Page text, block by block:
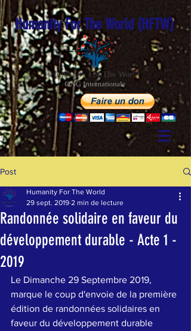
Humanity For The World (HFTW)
Post
Randonnée solidaire en faveur du
développement durable - Acte 1 -
2019
Humanity For The World
29 sept. 2019 2 min de lecture
Le Dimanche 29 Septembre 2019,
marque le coup d'envoie de la première
édition de randonnées solidaires en
faveur du développement durable